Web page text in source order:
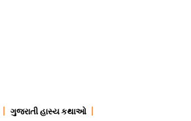
ગુજરાતી હાસ્ય કથાઓ